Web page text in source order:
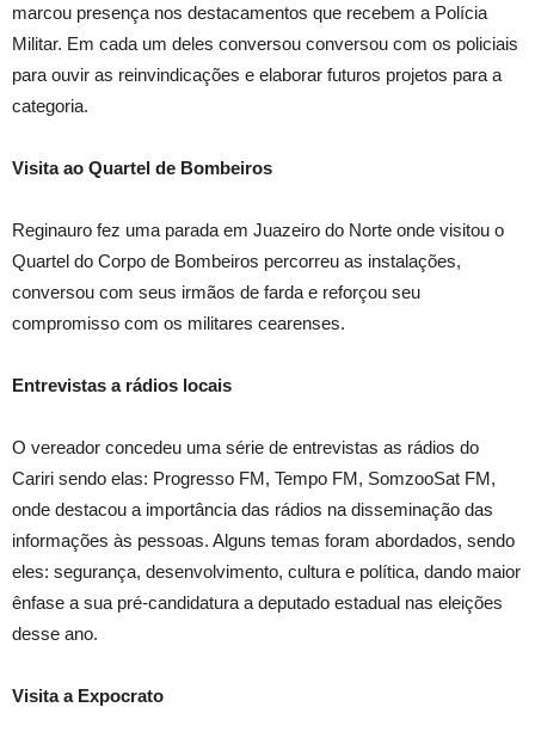
marcou presença nos destacamentos que recebem a Polícia
Militar. Em cada um deles conversou conversou com os policiais
para ouvir as reinvindicações e elaborar futuros projetos para a
categoria.
Visita ao Quartel de Bombeiros
Reginauro fez uma parada em Juazeiro do Norte onde visitou o
Quartel do Corpo de Bombeiros percorreu as instalações,
conversou com seus irmãos de farda e reforçou seu
compromisso com os militares cearenses.
Entrevistas a rádios locais
O vereador concedeu uma série de entrevistas as rádios do
Cariri sendo elas: Progresso FM, Tempo FM, SomzooSat FM,
onde destacou a importância das rádios na disseminação das
informações às pessoas. Alguns temas foram abordados, sendo
eles: segurança, desenvolvimento, cultura e política, dando maior
ênfase a sua pré-candidatura a deputado estadual nas eleições
desse ano.
Visita a Expocrato